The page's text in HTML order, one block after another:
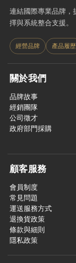
連結國際專業品牌，
擇與系統整合支援。
經營品牌 產品履歷
關於我們
品牌故事
經銷團隊
公司徵才
政府部門採購
顧客服務
會員制度
常見問題
運送服務方式
退換貨政策
條款與細則
隱私政策